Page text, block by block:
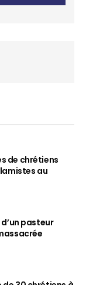
de chrétiens
au
pasteur